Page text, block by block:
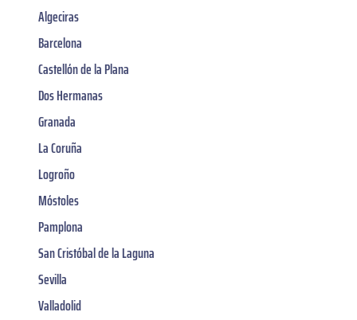
Algeciras
Barcelona
Castellón de la Plana
Dos Hermanas
Granada
La Coruña
Logroño
Móstoles
Pamplona
San Cristóbal de la Laguna
Sevilla
Valladolid